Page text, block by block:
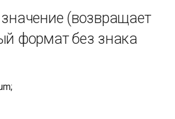
от
не
(возвращает
формат без знака